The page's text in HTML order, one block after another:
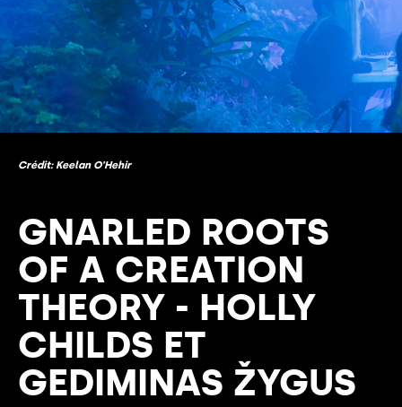
Crédit: Keelan O'Hehir
GNARLED ROOTS
OF A CREATION
THEORY - HOLLY
CHILDS ET
GEDIMINAS ŽYGUS